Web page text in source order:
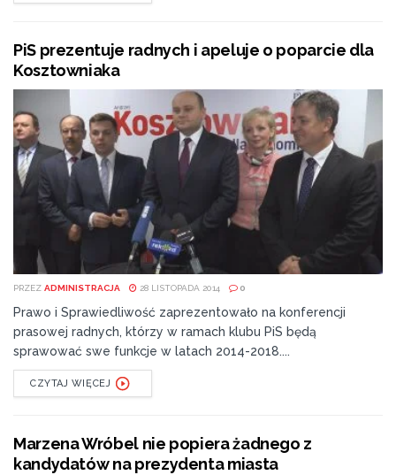
PiS prezentuje radnych i apeluje o poparcie dla
Kosztowniaka
PRZEZ ADMINISTRACJA 28 LISTOPADA 2014 0
Prawo i Sprawiedliwość zaprezentowało na konferencji
prasowej radnych, którzy w ramach klubu PiS będą
sprawować swe funkcje w latach 2014-2018....
CZYTAJ WIĘCEJ
Marzena Wróbel nie popiera żadnego z
kandydatów na prezydenta miasta